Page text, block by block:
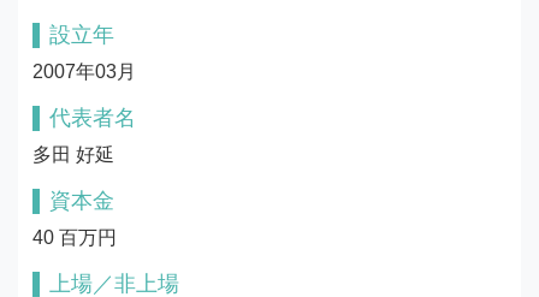
設立年
2007年03月
代表者名
多田 好延
資本金
40 百万円
上場／非上場